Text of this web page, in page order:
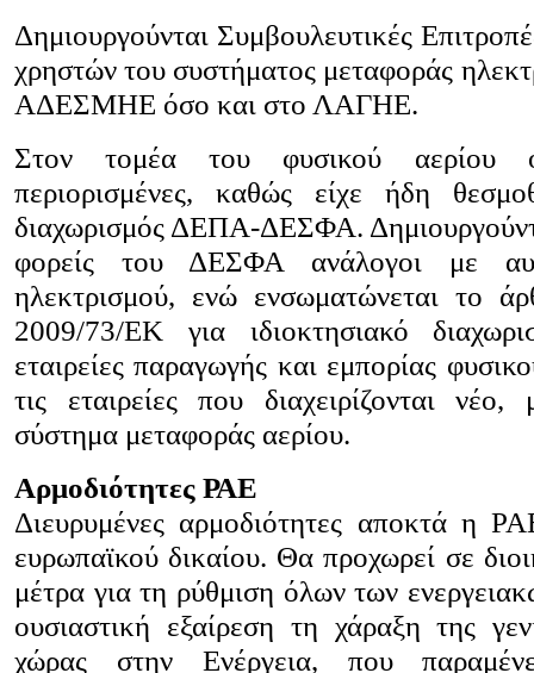
Δημιουργούνται Συμβουλευτικές
χρηστών του συστήματος μεταφοράς
ΑΔΕΣΜΗΕ όσο και στο ΛΑΓΗΕ.
Στον τομέα του φυσικού αερίου
περιορισμένες, καθώς είχε ήδη
διαχωρισμός ΔΕΠΑ-ΔΕΣΦΑ.
φορείς του ΔΕΣΦΑ ανάλογοι με
ηλεκτρισμού, ενώ ενσωματώνεται το
2009/73/ΕΚ για ιδιοκτησιακό
εταιρείες παραγωγής και εμπορίας
τις εταιρείες που διαχειρίζονται
σύστημα μεταφοράς αερίου.
Αρμοδιότητες ΡΑΕ
Διευρυμένες αρμοδιότητες αποκτά η
ευρωπαϊκού δικαίου. Θα προχωρεί σε
μέτρα για τη ρύθμιση όλων των
ουσιαστική εξαίρεση τη χάραξη της
χώρας στην Ενέργεια, που